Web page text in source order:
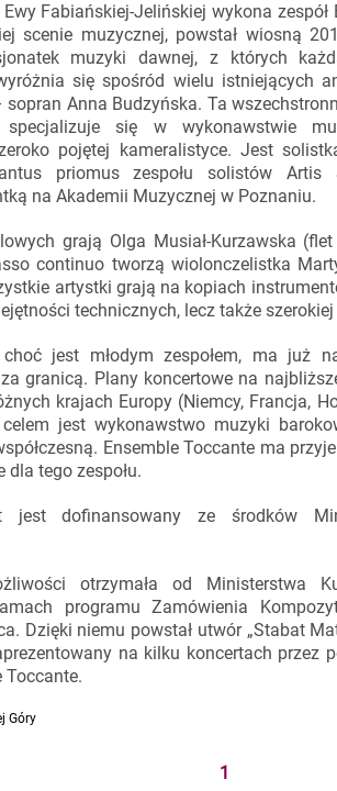
Fabiańskiej-Jelińskiej wykona
scenie muzycznej, powstał wiosną
muzyki dawnej, z których
się spośród wielu istniejących
Anna Budzyńska. Ta
specjalizuje się w wykonawstwie
pojętej kameralistyce. Jest
priomus zespołu solistów
na Akademii Muzycznej w Poznaniu.
grają Olga Musiał-Kurzawska
continuo tworzą wiolonczelistka
artystki grają na kopiach
technicznych, lecz także
choć jest młodym zespołem, ma już
granicą. Plany koncertowe na
krajach Europy (Niemcy, Francja,
celem jest wykonawstwo muzyki
Ensemble Toccante ma
tego zespołu.
jest dofinansowany ze środków
otrzymała od Ministerstwa
programu Zamówienia
Dzięki niemu powstał utwór „Stabat
na kilku koncertach przez
Toccante.
Góry
1